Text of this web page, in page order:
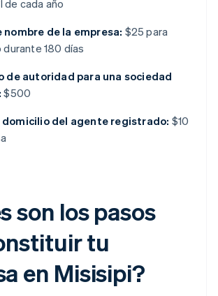
de cada año
nombre de la empresa: $25 para
180 días
de autoridad para una sociedad
$500
domicilio del agente registrado: $10
son los pasos
tu
en Misisipi?